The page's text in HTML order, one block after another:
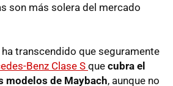
son más solera del mercado
transcendido que seguramente
Benz Clase S que cubra el
modelos de Maybach, aunque no